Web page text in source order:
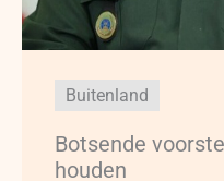
Buitenland
Botsende
houden